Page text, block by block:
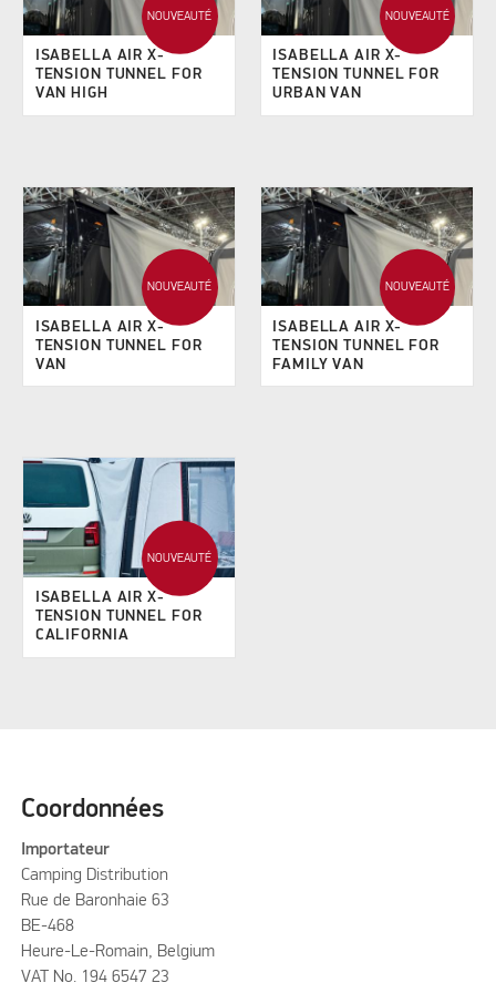
NOUVEAUTÉ
ISABELLA AIR X-
TENSION TUNNEL FOR
VAN HIGH
NOUVEAUTÉ
ISABELLA AIR X-
TENSION TUNNEL FOR
URBAN VAN
NOUVEAUTÉ
ISABELLA AIR X-
TENSION TUNNEL FOR
VAN
NOUVEAUTÉ
ISABELLA AIR X-
TENSION TUNNEL FOR
FAMILY VAN
NOUVEAUTÉ
ISABELLA AIR X-
TENSION TUNNEL FOR
CALIFORNIA
Coordonnées
Importateur
Camping Distribution
Rue de Baronhaie 63
BE-468
Heure-Le-Romain, Belgium
VAT No. 194 6547 23